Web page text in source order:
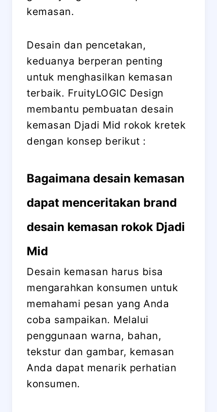
kemasan.
Desain dan pencetakan,
keduanya berperan penting
untuk menghasilkan kemasan
terbaik. FruityLOGIC Design
membantu pembuatan desain
kemasan Djadi Mid rokok kretek
dengan konsep berikut :
Bagaimana desain kemasan
dapat menceritakan brand
desain kemasan rokok Djadi
Mid
Desain kemasan harus bisa
mengarahkan konsumen untuk
memahami pesan yang Anda
coba sampaikan. Melalui
penggunaan warna, bahan,
tekstur dan gambar, kemasan
Anda dapat menarik perhatian
konsumen.